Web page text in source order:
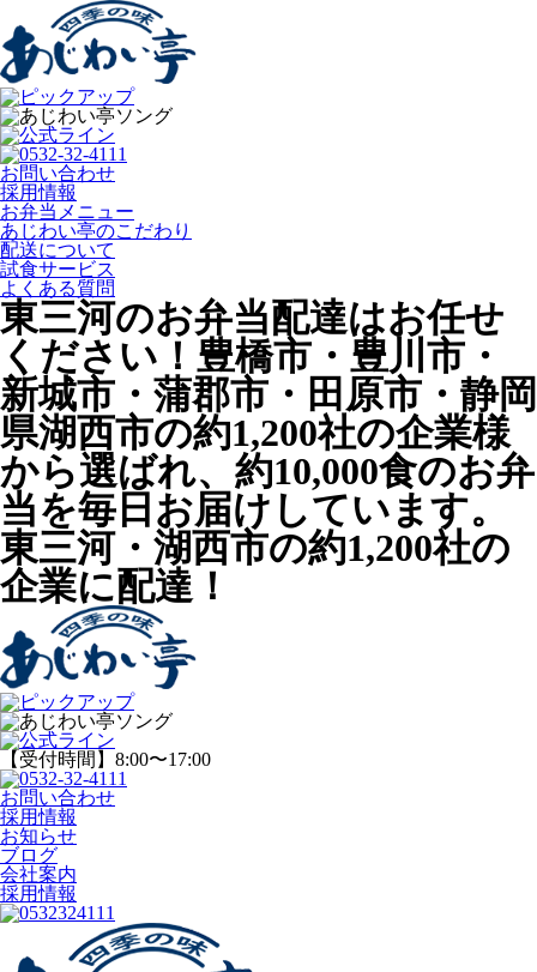
お問い合わせ
採用情報
お弁当メニュー
あじわい亭のこだわり
配送について
試食サービス
よくある質問
東三河のお弁当配達はお任せ
ください！豊橋市・豊川市・
新城市・蒲郡市・田原市・静岡
県湖西市の約1,200社の企業様
から選ばれ、約10,000食のお弁
当を毎日お届けしています。
東三河・湖西市の約1,200社の
企業に配達！
【受付時間】8:00〜17:00
お問い合わせ
採用情報
お知らせ
ブログ
会社案内
採用情報